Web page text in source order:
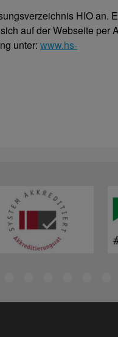
HIO an.
auf der Webseite per
unter: www.hs-